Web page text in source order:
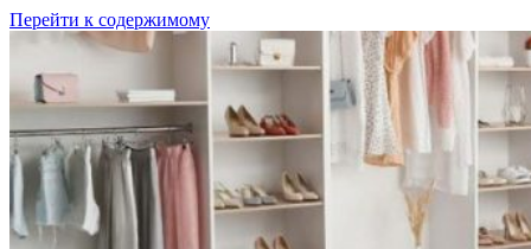
Перейти к содержимому